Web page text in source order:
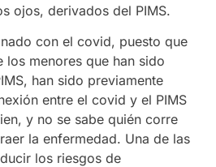
ojos, derivados del PIMS.
con el covid, puesto que
los menores que han sido
han sido previamente
entre el covid y el PIMS
y no se sabe quién corre
la enfermedad. Una de las
los riesgos de